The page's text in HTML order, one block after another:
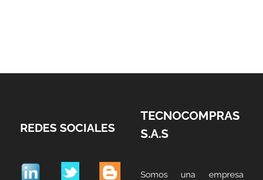
REDES SOCIALES
TECNOCOMPRAS
S.A.S
Somos una empresa